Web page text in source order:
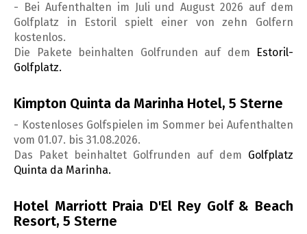
- Bei Aufenthalten im Juli und August 2026 auf dem
Golfplatz in Estoril spielt einer von zehn Golfern
kostenlos.
Die Pakete beinhalten Golfrunden auf dem
Estoril-
Golfplatz.
Kimpton Quinta da Marinha Hotel, 5 Sterne
- Kostenloses Golfspielen im Sommer bei Aufenthalten
vom 01.07. bis 31.08.2026.
Das Paket beinhaltet Golfrunden auf dem Golfplatz
Quinta da Marinha.
Hotel Marriott Praia D'El Rey Golf & Beach
Resort, 5 Sterne